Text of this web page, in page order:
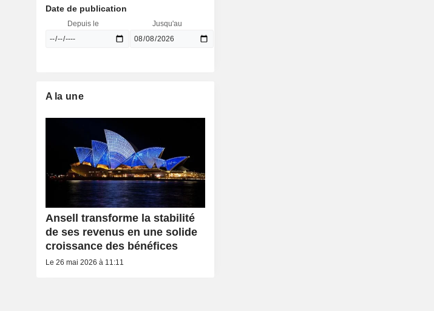
Date de publication
Depuis le Jusqu'au
A la une
Ansell transforme la stabilité
de ses revenus en une solide
croissance des bénéfices
Le 26 mai 2026 à 11:11